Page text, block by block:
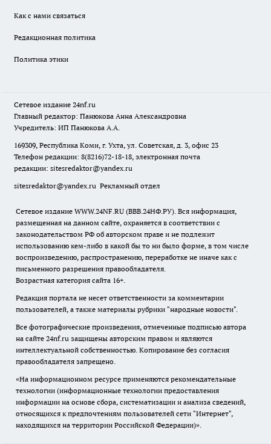
Как с нами связаться
Редакционная политика
Политика этики
Сетевое издание 24nf.ru
Главный редактор: Панюкова Анна Александровна
Учредитель: ИП Панюкова А.А.
169309, Республика Коми, г. Ухта, ул. Советская, д. 3, офис 23
Телефон редакции: 8(8216)72-18-18, электронная почта
редакции: sitesredaktor@yandex.ru
sitesredaktor@yandex.ru Рекламный отдел
Сетевое издание WWW.24NF.RU (ВВВ.24НФ.РУ). Вся информация,
размещенная на данном сайте, охраняется в соответствии с
законодательством РФ об авторском праве и не подлежит
использованию кем-либо в какой бы то ни было форме, в том числе
воспроизведению, распространению, переработке не иначе как с
письменного разрешения правообладателя.
Возрастная категория сайта 16+.
Редакция портала не несет ответственности за комментарии
пользователей, а также материалы рубрики "народные новости".
Все фотографические произведения, отмеченные подписью автора
на сайте 24nf.ru защищены авторским правом и являются
интеллектуальной собственностью. Копирование без согласия
правообладателя запрещено.
«На информационном ресурсе применяются рекомендательные
технологии (информационные технологии предоставления
информации на основе сбора, систематизации и анализа сведений,
относящихся к предпочтениям пользователей сети "Интернет",
находящихся на территории Российской Федерации)».